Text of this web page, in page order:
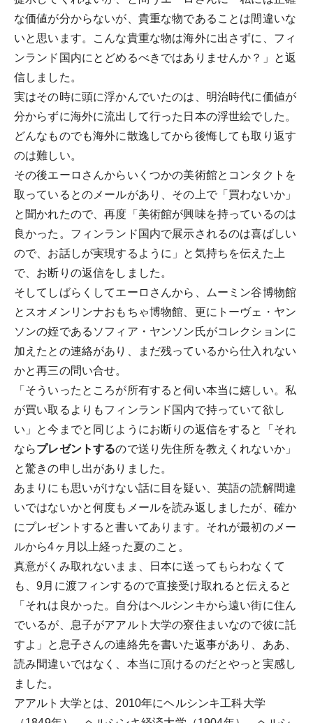
な価値が分からないが、貴重な物であることは間違いな
いと思います。こんな貴重な物は海外に出さずに、フィ
ンランド国内にとどめるべきではありませんか？」と返
信しました。
実はその時に頭に浮かんでいたのは、明治時代に価値が
分からずに海外に流出して行った日本の浮世絵でした。
どんなものでも海外に散逸してから後悔しても取り返す
のは難しい。
その後エーロさんからいくつかの美術館とコンタクトを
取っているとのメールがあり、その上で「買わないか」
と聞かれたので、再度「美術館が興味を持っているのは
良かった。フィンランド国内で展示されるのは喜ばしい
ので、お話しが実現するように」と気持ちを伝えた上
で、お断りの返信をしました。
そしてしばらくしてエーロさんから、ムーミン谷博物館
とスオメンリンナおもちゃ博物館、更にトーヴェ・ヤン
ソンの姪であるソフィア・ヤンソン氏がコレクションに
加えたとの連絡があり、まだ残っているから仕入れない
かと再三の問い合せ。
「そういったところが所有すると伺い本当に嬉しい。私
が買い取るよりもフィンランド国内で持っていて欲し
い」と今までと同じようにお断りの返信をすると「それ
ならプレゼントするので送り先住所を教えくれないか」
と驚きの申し出がありました。
あまりにも思いがけない話に目を疑い、英語の読解間違
いではないかと何度もメールを読み返しましたが、確か
にプレゼントすると書いてあります。それが最初のメー
ルから4ヶ月以上経った夏のこと。
真意がくみ取れないまま、日本に送ってもらわなくて
も、9月に渡フィンするので直接受け取れると伝えると
「それは良かった。自分はヘルシンキから遠い街に住ん
でいるが、息子がアアルト大学の寮住まいなので彼に託
すよ」と息子さんの連絡先を書いた返事があり、ああ、
読み間違いではなく、本当に頂けるのだとやっと実感し
ました。
アアルト大学とは、2010年にヘルシンキ工科大学